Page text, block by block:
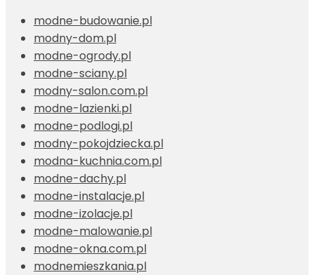
modne-budowanie.pl
modny-dom.pl
modne-ogrody.pl
modne-sciany.pl
modny-salon.com.pl
modne-lazienki.pl
modne-podlogi.pl
modny-pokojdziecka.pl
modna-kuchnia.com.pl
modne-dachy.pl
modne-instalacje.pl
modne-izolacje.pl
modne-malowanie.pl
modne-okna.com.pl
modnemieszkania.pl